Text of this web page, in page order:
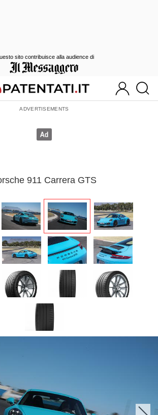
911 Carrera GTS
sito contribuisce alla audience di